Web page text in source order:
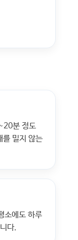
분 정도
를 밀지 않는
소에도 하루
다.